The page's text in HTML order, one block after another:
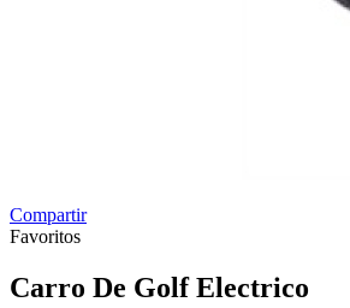
Compartir
Favoritos
Carro De Golf Electrico